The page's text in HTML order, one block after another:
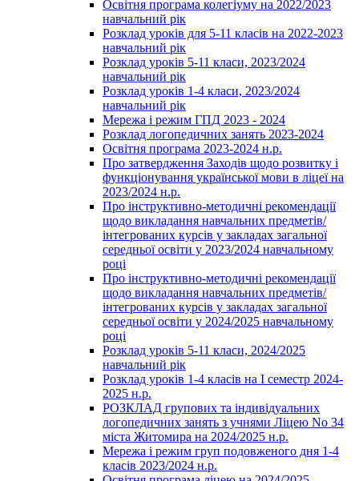
Освітня програма колегіуму на 2022/2023
навчальний рік
Розклад уроків для 5-11 класів на 2022-2023
навчальний рік
Розклад уроків 5-11 класи, 2023/2024
навчальний рік
Розклад уроків 1-4 класи, 2023/2024
навчальний рік
Мережа і режим ГПД 2023 - 2024
Розклад логопедичних занять 2023-2024
Освітня програма 2023-2024 н.р.
Про затвердження Заходів щодо розвитку і
функціонування української мови в ліцеї на
2023/2024 н.р.
Про інструктивно-методичні рекомендації
щодо викладання навчальних предметів/
інтегрованих курсів у закладах загальної
середньої освіти у 2023/2024 навчальному
році
Про інструктивно-методичні рекомендації
щодо викладання навчальних предметів/
інтегрованих курсів у закладах загальної
середньої освіти у 2024/2025 навчальному
році
Розклад уроків 5-11 класи, 2024/2025
навчальний рік
Розклад уроків 1-4 класів на І семестр 2024-
2025 н.р.
РОЗКЛАД групових та індивідуальних
логопедичних занять з учнями Ліцею No 34
міста Житомира на 2024/2025 н.р.
Мережа і режим груп подовженого дня 1-4
класів 2023/2024 н.р.